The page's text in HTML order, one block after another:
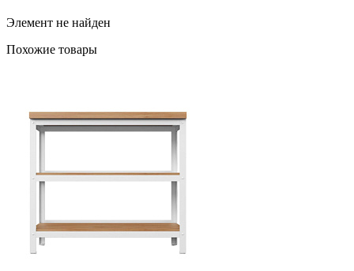
Элемент не найден
Похожие товары